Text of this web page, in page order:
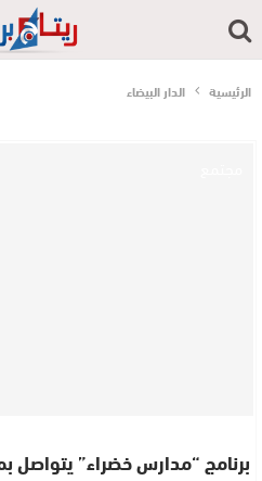
الرئيسية الدار البيضاء
برنامج “مدارس خضراء” يتواصل